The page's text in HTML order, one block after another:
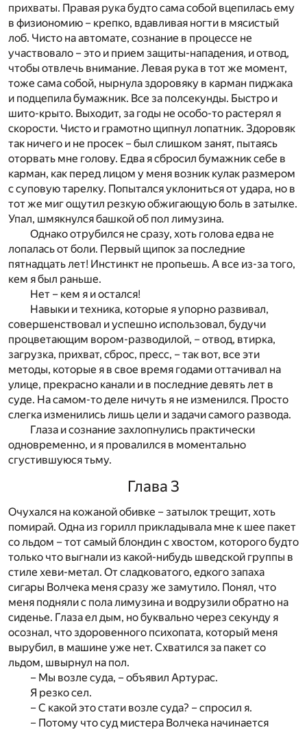
прихваты. Правая рука будто сама собой вцепилась ему
в физиономию – крепко, вдавливая ногти в мясистый
лоб. Чисто на автомате, сознание в процессе не
участвовало – это и прием защиты-нападения, и отвод,
чтобы отвлечь внимание. Левая рука в тот же момент,
тоже сама собой, нырнула здоровяку в карман пиджака
и подцепила бумажник. Все за полсекунды. Быстро и
шито-крыто. Выходит, за годы не особо-то растерял я
скорости. Чисто и грамотно щипнул лопатник. Здоровяк
так ничего и не просек – был слишком занят, пытаясь
оторвать мне голову. Едва я сбросил бумажник себе в
карман, как перед лицом у меня возник кулак размером
с суповую тарелку. Попытался уклониться от удара, но в
тот же миг ощутил резкую обжигающую боль в затылке.
Упал, шмякнулся башкой об пол лимузина.
Однако отрубился не сразу, хоть голова едва не
лопалась от боли. Первый щипок за последние
пятнадцать лет! Инстинкт не пропьешь. А все из-за того,
кем я был раньше.
Нет – кем я и остался!
Навыки и техника, которые я упорно развивал,
совершенствовал и успешно использовал, будучи
процветающим вором-разводилой, – отвод, втирка,
загрузка, прихват, сброс, пресс, – так вот, все эти
методы, которые я в свое время годами оттачивал на
улице, прекрасно канали и в последние девять лет в
суде. На самом-то деле ничуть я не изменился. Просто
слегка изменились лишь цели и задачи самого развода.
Глаза и сознание захлопнулись практически
одновременно, и я провалился в моментально
сгустившуюся тьму.
Глава 3
Очухался на кожаной обивке – затылок трещит, хоть
помирай. Одна из горилл прикладывала мне к шее пакет
со льдом – тот самый блондин с хвостом, которого будто
только что выгнали из какой-нибудь шведской группы в
стиле хеви-метал. От сладковатого, едкого запаха
сигары Волчека меня сразу же замутило. Понял, что
меня подняли с пола лимузина и водрузили обратно на
сиденье. Глаза ел дым, но буквально через секунду я
осознал, что здоровенного психопата, который меня
вырубил, в машине уже нет. Схватился за пакет со
льдом, швырнул на пол.
– Мы возле суда, – объявил Артурас.
Я резко сел.
– С какой это стати возле суда? – спросил я.
– Потому что суд мистера Волчека начинается